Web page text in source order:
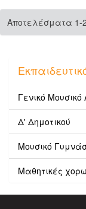
Αποτελέσματα 1-
Γενικό Μουσικό
Δ' Δημοτικού
Μουσικό
Μαθητικές